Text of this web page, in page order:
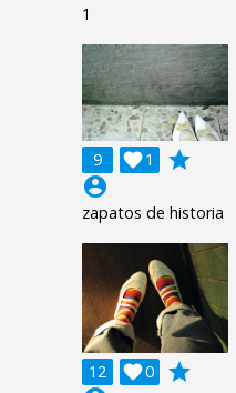
1
9 1

grade
account_circle
zapatos de historia
12 0

grade